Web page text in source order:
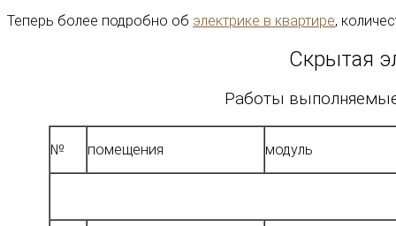
Теперь более подробно об электрике в квартире,
Скрытая
Работы
№ помещения модуль